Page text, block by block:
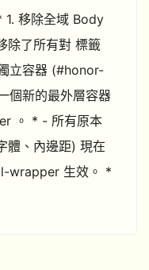
移除全域 Body
除了所有對 標籤
立容器 (#honor-
個新的最外層容器
。 * - 所有原本
體、內邊距) 現在
wrapper 生效。 *